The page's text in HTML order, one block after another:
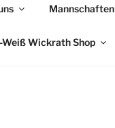
Weiß Wickrath Shop